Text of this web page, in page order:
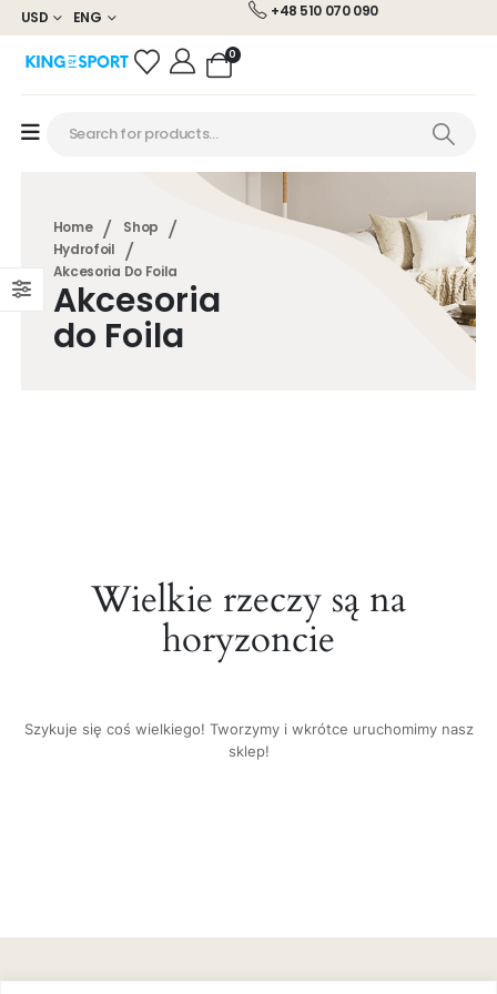
USD ENG +48 510 070 090
0
Home
Shop
Hydrofoil
Akcesoria Do Foila
Akcesoria
do Foila
Wielkie rzeczy są na
horyzoncie
Szykuje się coś wielkiego! Tworzymy i wkrótce uruchomimy nasz
sklep!